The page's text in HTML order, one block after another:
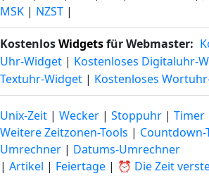
MSK | NZST |
KostenlosWidgetsfür Webmaster:
Uhr-Widget | Kostenloses Digitaluhr-
Textuhr-Widget | Kostenloses
Unix-Zeit | Wecker | Stoppuhr | Timer
Weitere Zeitzonen-Tools | Countdown-
Umrechner | Datums-Umrechner
| Artikel | Feiertage | ⏰ Die Zeit